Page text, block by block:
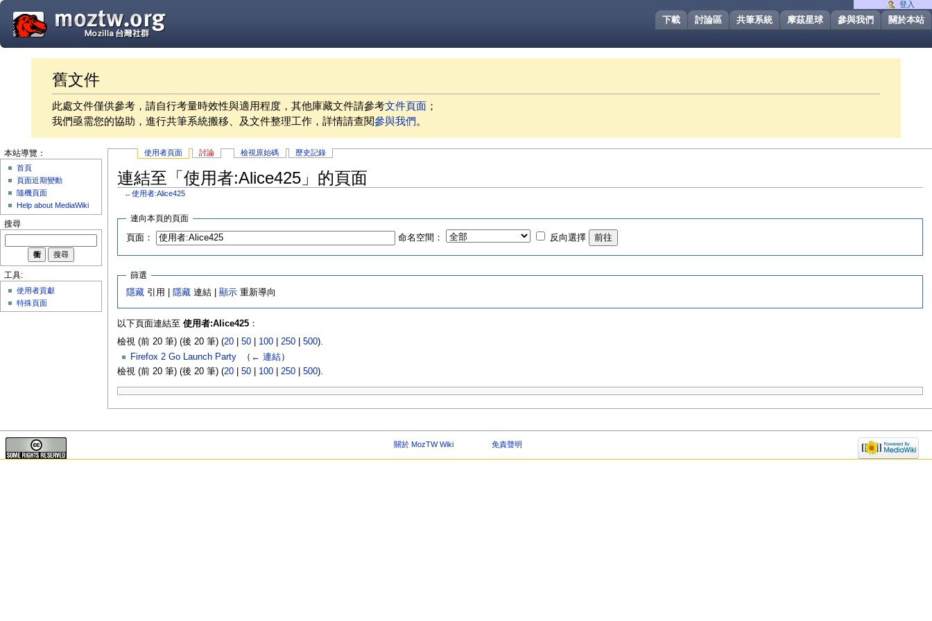
關於本站
參與我們
摩茲星球
共筆系統
討論區
下載
舊文件
此處文件僅供參考，請自行考量時效性與適用程度，其他庫藏文件請參考文件頁面 ；
我們亟需您的協助，進行共筆系統搬移、及文件整理工作，詳情請查閱參與我們。
使用者頁面 討論 檢視原始碼 歷史記錄
連結至「使用者:Alice425」的頁面
←使用者:Alice425
連向本頁的頁面
頁面： 命名空間： 反向選擇
篩選
隱藏 引用 | 隱藏 連結 |顯示 重新導向
以下頁面連結至 使用者:Alice425：
檢視 (前 20 筆) (後 20 筆) (20| 50| 100| 250| 500).
Firefox 2 Go Launch Party‎ （ ← 連結）
檢視 (前 20 筆) (後 20 筆) (20| 50| 100| 250| 500).
登入
本站導覽：
首頁
頁面近期變動
隨機頁面
Help about MediaWiki
搜尋
工具:
使用者貢獻
特殊頁面
關於 MozTW Wiki 免責聲明